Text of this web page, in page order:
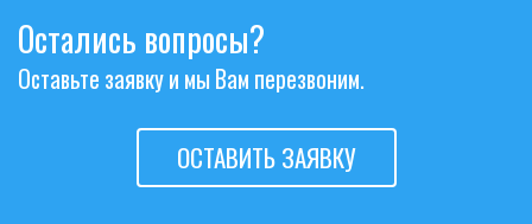
Остались вопросы?
Оставьте заявку и мы Вам перезвоним.
ОСТАВИТЬ ЗАЯВКУ